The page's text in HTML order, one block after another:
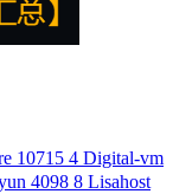
10715 4 Digital-vm
4098 8 Lisahost